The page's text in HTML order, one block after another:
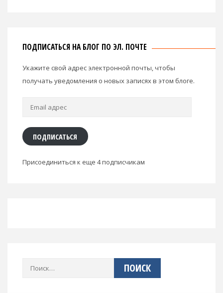
ПОДПИСАТЬСЯ НА БЛОГ ПО ЭЛ. ПОЧТЕ
Укажите свой адрес электронной почты, чтобы
получать уведомления о новых записях в этом блоге.
Email
ПОДПИСАТЬСЯ
Присоединиться к еще 4 подписчикам
Найти: